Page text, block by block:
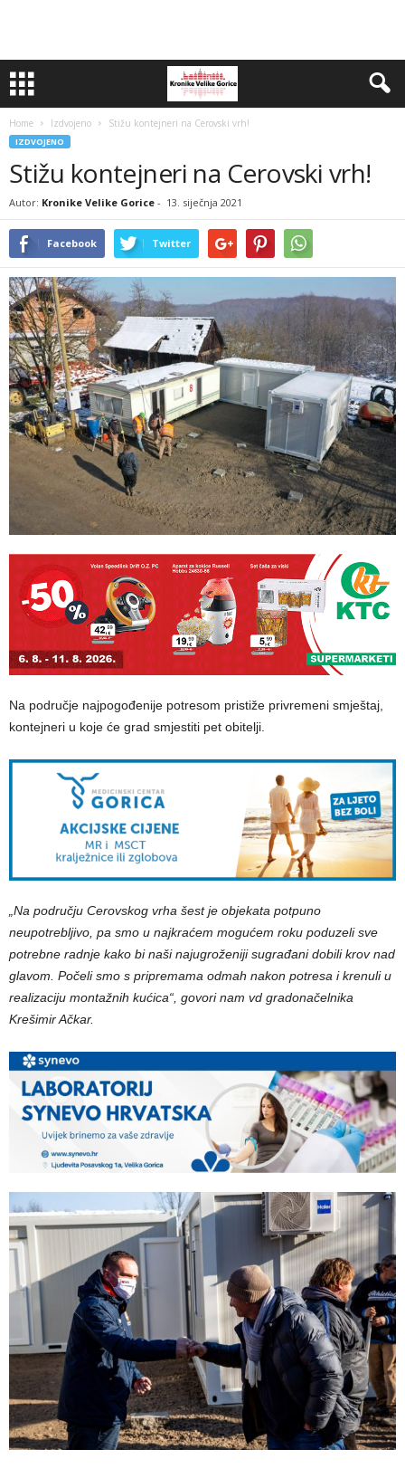
Home Izdvojeno Stižu kontejneri na Cerovski vrh!
IZDVOJENO
Stižu kontejneri na Cerovski vrh!
Autor: Kronike Velike Gorice - 13. siječnja 2021
Facebook Twitter
Na područje najpogođenije potresom pristiže privremeni smještaj,
kontejneri u koje će grad smjestiti pet obitelji.
„Na području Cerovskog vrha šest je objekata potpuno
neupotrebljivo, pa smo u najkraćem mogućem roku poduzeli sve
potrebne radnje kako bi naši najugroženiji sugrađani dobili krov nad
glavom. Počeli smo s pripremama odmah nakon potresa i krenuli u
realizaciju montažnih kućica“, govori nam vd gradonačelnika
Krešimir Ačkar.